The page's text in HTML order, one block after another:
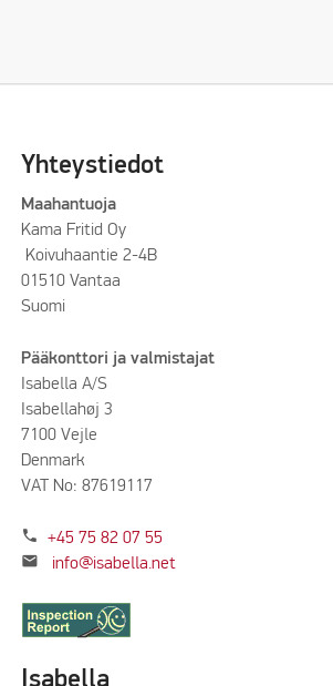
Yhteystiedot
Maahantuoja
Kama Fritid Oy
Koivuhaantie 2-4B
01510 Vantaa
Suomi
Pääkonttori ja valmistajat
Isabella A/S
Isabellahøj 3
7100 Vejle
Denmark
VAT No: 87619117
phone +45 75 82 07 55
mail info@isabella.net
Isabella